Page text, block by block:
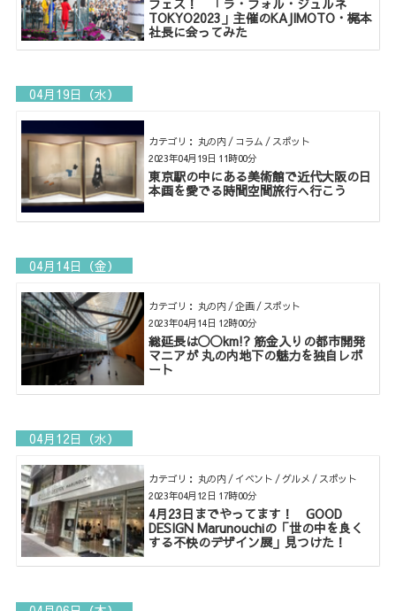
フェス！ 「ラ・フォル・ジュルネ
TOKYO2023」主催のKAJIMOTO・梶本
社長に会ってみた
04月19日（水）
カテゴリ： 丸の内 / コラム / スポット
東京駅の中にある美術館で近代大阪の日
本画を愛でる時間空間旅行へ行こう
2023年04月19日 11時00分
04月14日（金）
カテゴリ： 丸の内 / 企画 / スポット
総延長は◯◯km!? 筋金入りの都市開発
マニアが 丸の内地下の魅力を独自レポ
ート
2023年04月14日 12時00分
04月12日（水）
カテゴリ： 丸の内 / イベント / グルメ / スポット
4月23日までやってます！ GOOD
DESIGN Marunouchiの「世の中を良く
する不快のデザイン展」見つけた！
2023年04月12日 17時00分